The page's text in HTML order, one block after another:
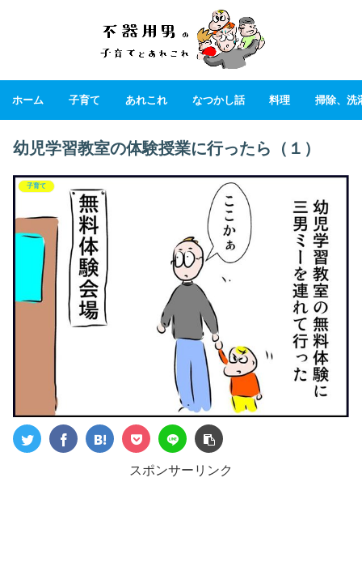
ホーム 子育て あれこれ なつかし話 料理 掃除、洗
幼児学習教室の体験授業に行ったら（１）
子育て
スポンサーリンク